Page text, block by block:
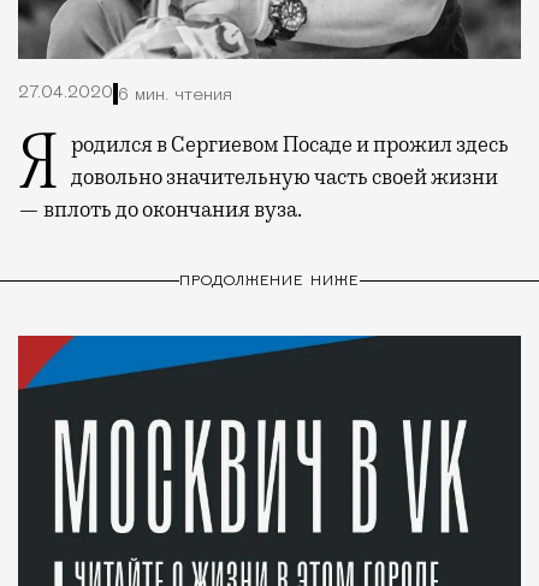
27.04.2020 6 мин. чтения
Я родился в Сергиевом Посаде и прожил здесь довольно значительную часть своей жизни
— вплоть до окончания вуза.
ПРОДОЛЖЕНИЕ НИЖЕ